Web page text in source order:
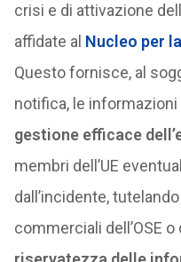
crisi e di attivazione
affidate al Nucleo per
Questo fornisce, al
notifica, le
gestione efficace
membri dell’UE
dall’incidente,
commerciali dell’OSE o